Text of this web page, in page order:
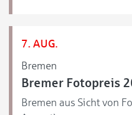
7. AUG.
Bremen
Bremer Fotopreis
Bremen aus Sicht von